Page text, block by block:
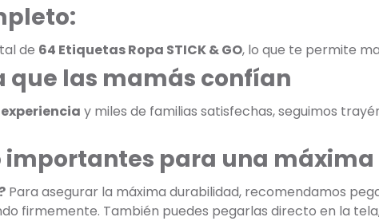
de 64 Etiquetas Ropa STICK & GO, lo que te permite
que las mamás confían
experiencia y miles de familias satisfechas, seguimos
importantes para una
Para asegurar la máxima durabilidad, recomendamos
firmemente. También puedes pegarlas directo en la